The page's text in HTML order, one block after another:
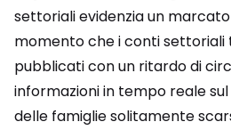
settoriali evidenzia un
momento che i conti settoriali
pubblicati con un ritardo di
informazioni in tempo reale
delle famiglie solitamente